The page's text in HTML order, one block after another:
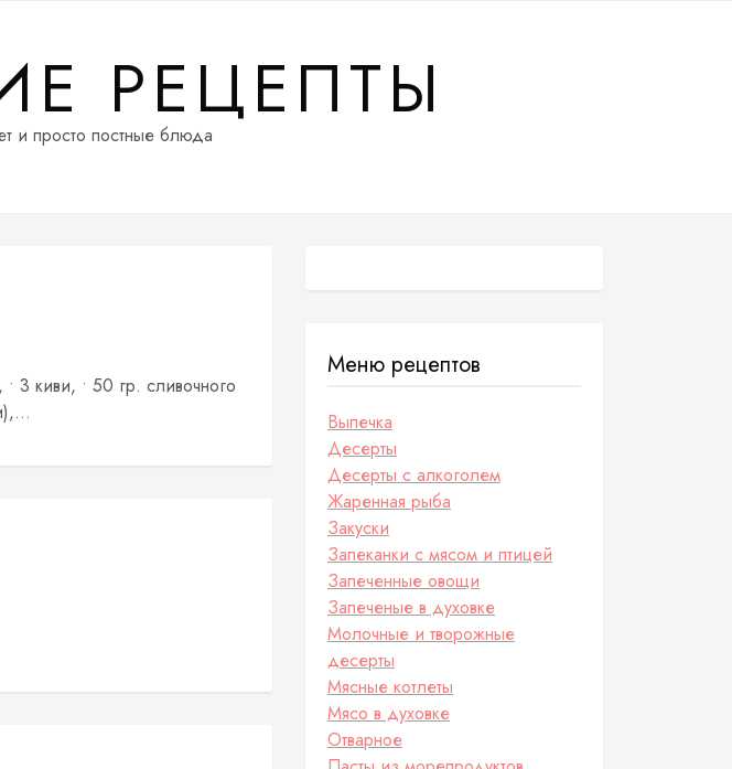
РЕЦЕПТЫ
и просто постные блюда
3 киви, • 50 гр. сливочного
Меню рецептов
Выпечка
Десерты
Десерты с алкоголем
Жаренная рыба
Закуски
Запеканки с мясом и птицей
Запеченные овощи
Запеченые в духовке
Молочные и творожные
десерты
Мясные котлеты
Мясо в духовке
Отварное